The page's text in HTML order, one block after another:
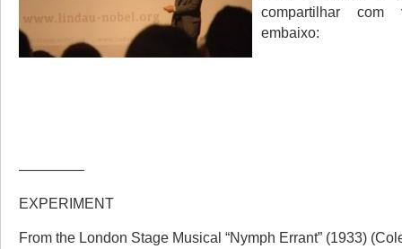
compartilhar
embaixo:
————–
EXPERIMENT
From the London Stage Musical “Nymph Errant” (1933)